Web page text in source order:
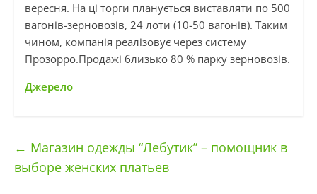
вересня. На ці торги планується виставляти по 500
вагонів-зерновозів, 24 лоти (10-50 вагонів). Таким
чином, компанія реалізовує через систему
Прозорро.Продажі близько 80 % парку зерновозів.
Джерело
← Магазин одежды “Лебутик” – помощник в
выборе женских платьев